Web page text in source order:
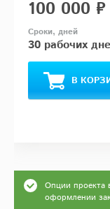
100 000 ₽
30 рабочих
В
Опции проекта
оформлении